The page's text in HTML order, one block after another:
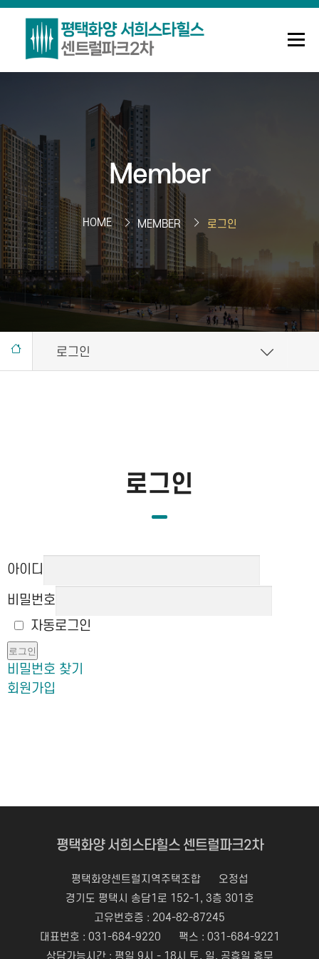
메뉴
조합안내 사업정보
Q&A 로그인 회원가입
Member
HOME MEMBER 로그인
로그인
로그인
아이디
비밀번호
자동로그인
로그인
비밀번호 찾기
회원가입
평택화양 서희스타힐스 센트럴파크2차
평택화양센트럴지역주택조합
오정섭
경기도 평택시 송담1로 152-1, 3층 301호
고유번호증 : 204-82-87245
대표번호 : 031-684-9220
팩스 : 031-684-9221
상담가능시간 : 평일 9시 - 18시 토, 일, 공휴일 휴무